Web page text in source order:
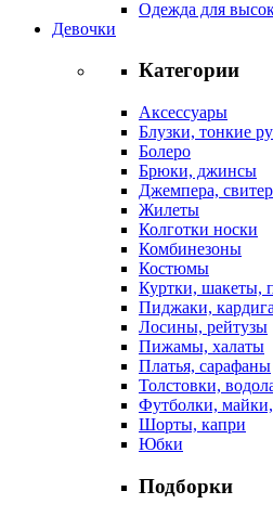
Одежда для
Девочки
Категории
Аксессуары
Блузки, тонкие
Болеро
Брюки, джинсы
Джемпера,
Жилеты
Колготки носки
Комбинезоны
Костюмы
Куртки, шакеты,
Пиджаки,
Лосины, рейтузы
Пижамы, халаты
Платья, сарафаны
Толстовки,
Футболки,
Шорты, капри
Юбки
Подборки